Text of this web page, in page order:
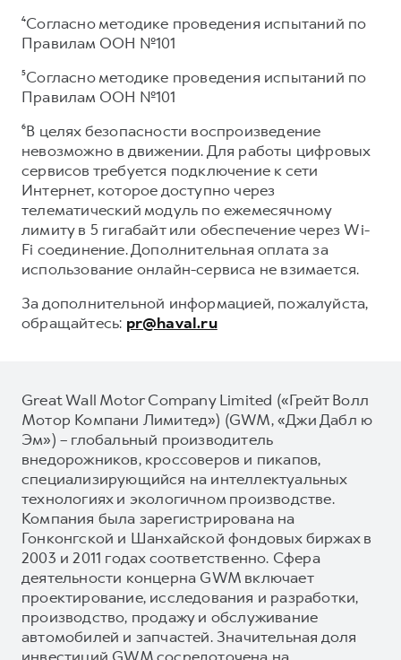
⁴Согласно методике проведения испытаний по
Правилам ООН №101
⁵Согласно методике проведения испытаний по
Правилам ООН №101
⁶В целях безопасности воспроизведение
невозможно в движении. Для работы цифровых
сервисов требуется подключение к сети
Интернет, которое доступно через
телематический модуль по ежемесячному
лимиту в 5 гигабайт или обеспечение через Wi-
Fi соединение. Дополнительная оплата за
использование онлайн-сервиса не взимается.
За дополнительной информацией, пожалуйста,
обращайтесь: pr@haval.ru
Great Wall Motor Company Limited («Грейт Волл
Мотор Компани Лимитед») (GWM, «Джи Дабл ю
Эм») – глобальный производитель
внедорожников, кроссоверов и пикапов,
специализирующийся на интеллектуальных
технологиях и экологичном производстве.
Компания была зарегистрирована на
Гонконгской и Шанхайской фондовых биржах в
2003 и 2011 годах соответственно. Сфера
деятельности концерна GWM включает
проектирование, исследования и разработки,
производство, продажу и обслуживание
автомобилей и запчастей. Значительная доля